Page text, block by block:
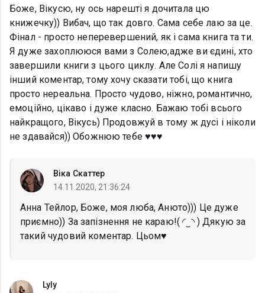
Боже, Вікусю, ну ось нарешті я дочитала цю
книжечку)) Вибач, що так довго. Сама себе лаю за це.
Фінал - просто неперевершений, як і сама книга та ти.
Я дуже захоплююся вами з Солею,адже ви єдині, хто
завершили книги з цього циклу. Але Солі я напишу
інший коментар, тому хочу сказати тобі, що книга
просто нереальна. Просто чудово, ніжно, романтично,
емоційно, цікаво і дуже класно. Бажаю тобі всього
найкращого, Вікусь) Продовжуй в тому ж дусі і ніколи
не здавайся)) Обожнюю тебе ♥️♥️♥️
Віка Скаттер
14.11.2020, 21:36:24
Анна Тейлор, Боже, моя люба, Анюто))) Це дуже
приємно)) За запізнення не караю!( ◜‿◝ ) Дякую за
такий чудовий коментар. Цьом♥️
Lyly